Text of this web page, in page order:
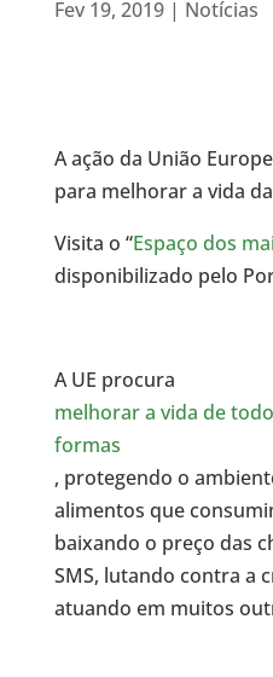
Fev 19, 2019| Notícias
A ação da União
para melhorar a vida
Visita o “Espaço dos
disponibilizado pelo
A UE procura
melhorar a vida de
formas
, protegendo o
alimentos que
baixando o preço das
SMS, lutando contra a
atuando em muitos